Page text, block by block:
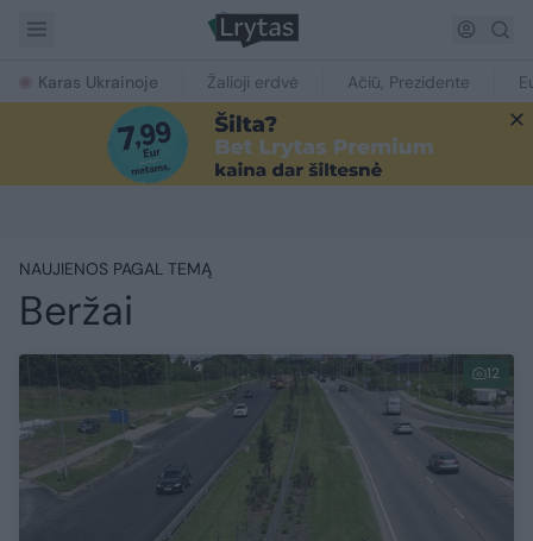
Karas Ukrainoje Žalioji erdvė Ačiū, Prezidente
NAUJIENOS PAGAL TEMĄ
Beržai
12